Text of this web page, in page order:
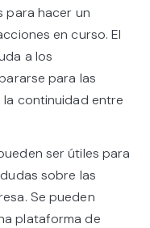
para hacer un
en curso. El
a los
para las
continuidad entre
ser útiles para
sobre las
Se pueden
plataforma de